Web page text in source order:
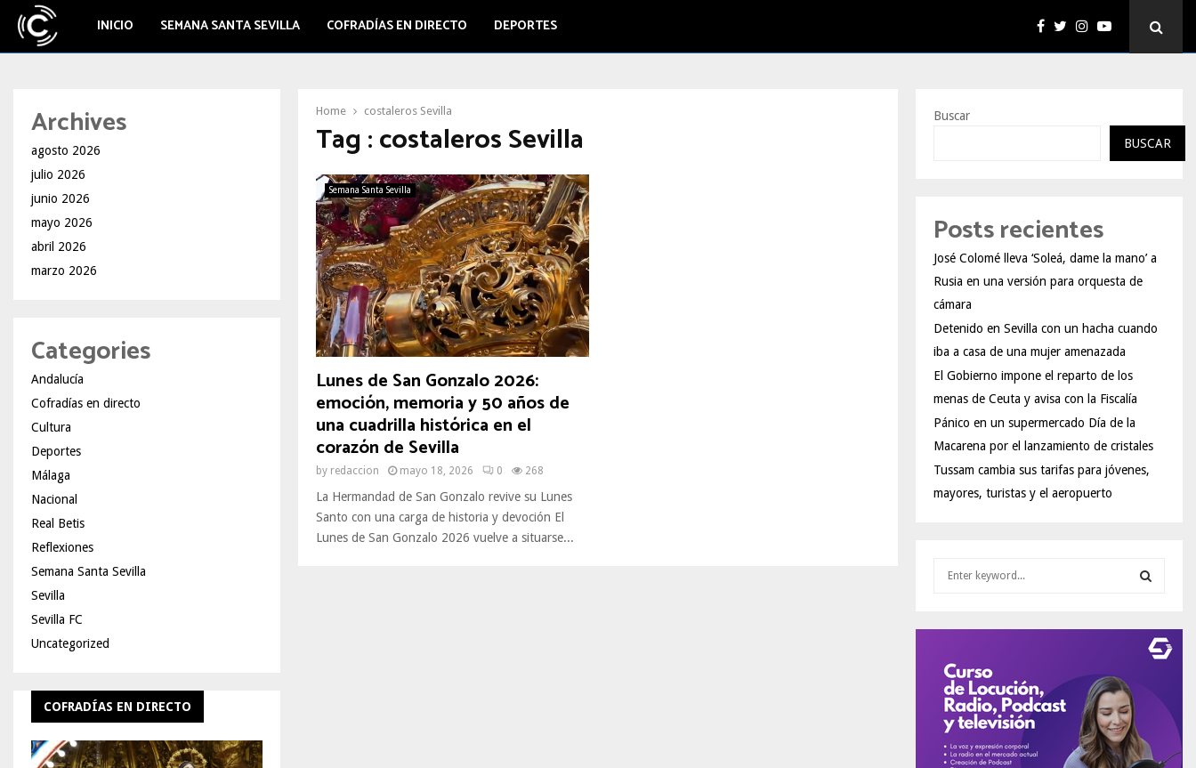
INICIO SEMANA SANTA SEVILLA COFRADÍAS EN DIRECTO DEPORTES
Home costaleros Sevilla
Tag : costaleros Sevilla
Semana Santa Sevilla
Lunes de San Gonzalo 2026:
emoción, memoria y 50 años de
una cuadrilla histórica en el
corazón de Sevilla
by redaccion mayo 18, 2026 0 268
La Hermandad de San Gonzalo revive su Lunes
Santo con una carga de historia y devoción El
Lunes de San Gonzalo 2026 vuelve a situarse...
Archives
agosto 2026
julio 2026
junio 2026
mayo 2026
abril 2026
marzo 2026
Categories
Andalucía
Cofradías en directo
Cultura
Deportes
Málaga
Nacional
Real Betis
Reflexiones
Semana Santa Sevilla
Sevilla
Sevilla FC
Uncategorized
COFRADÍAS EN DIRECTO
Buscar
BUSCAR
Posts recientes
José Colomé lleva ‘Soleá, dame la mano’ a
Rusia en una versión para orquesta de
cámara
Detenido en Sevilla con un hacha cuando
iba a casa de una mujer amenazada
El Gobierno impone el reparto de los
menas de Ceuta y avisa con la Fiscalía
Pánico en un supermercado Día de la
Macarena por el lanzamiento de cristales
Tussam cambia sus tarifas para jóvenes,
mayores, turistas y el aeropuerto
C